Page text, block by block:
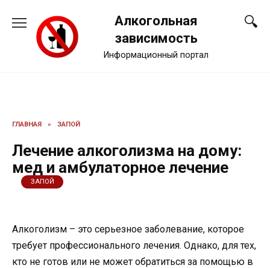
содержанию
Алкогольная
зависимость
Информационный портал
ГЛАВНАЯ » ЗАПОЙ
Лечение алкоголизма на дому:
мед и амбулаторное лечение
ЗАПОЙ
Алкоголизм – это серьезное заболевание, которое
требует профессионального лечения. Однако, для тех,
кто не готов или не может обратиться за помощью в